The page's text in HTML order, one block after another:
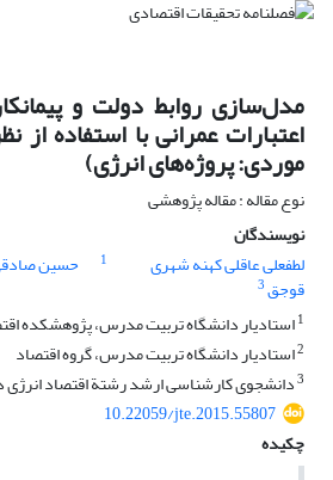
مدل‌سازی روابط دولت و
اعتبارات عمرانی با استفاده از
موردی: پروژه‌های انرژی)‬‬‬‬‬‬‬‬
نوع مقاله : مقاله پژوهشی
نویسندگان
لطفعلی عاقلی کهنه شهری
1 حسین
قوجق3
1استادیار دانشگاه تربیت مدرس، پژوهشکده
2استادیار دانشگاه تربیت مدرس، گروه اقتصاد
3دانشجوی کارشناسی ارشد رشتة اقتصاد
10.22059/jte.2015.55807
چکیده